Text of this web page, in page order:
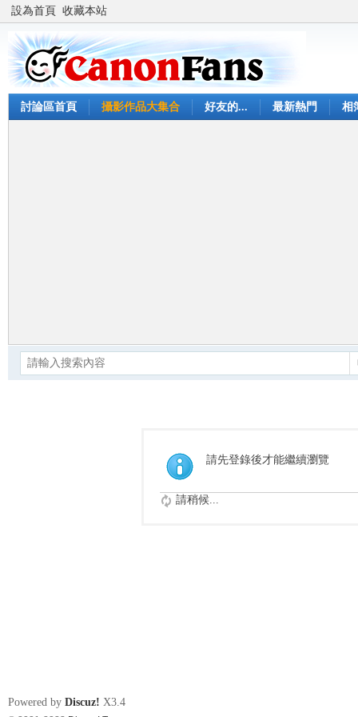
設為首頁 收藏本站
討論區首頁 攝影作品大集合 好友的... 最新熱門 相
請先登錄後才能繼續瀏覽
請稍候...
Powered by Discuz! X3.4